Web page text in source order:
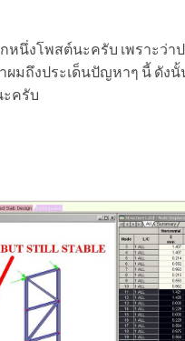
นึ่งโพสต์นะครับ เพราะว่
ถึงประเด็นปัญหาๆ นี้ ดังนั้
ะครับ